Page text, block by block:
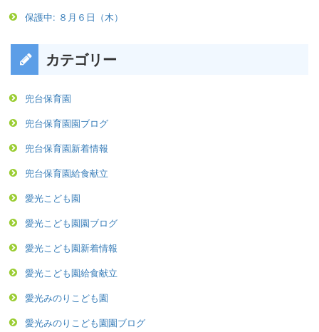
保護中: ８月６日（木）
カテゴリー
兜台保育園
兜台保育園園ブログ
兜台保育園新着情報
兜台保育園給食献立
愛光こども園
愛光こども園園ブログ
愛光こども園新着情報
愛光こども園給食献立
愛光みのりこども園
愛光みのりこども園園ブログ